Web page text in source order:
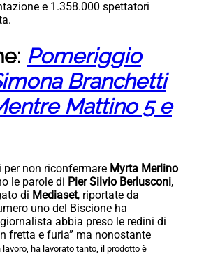
e 1.358.000 spettatori
Pomeriggio
Branchetti
Mattino 5 e
non riconfermare Myrta Merlino
le parole di Pier Silvio Berlusconi,
di Mediaset, riportate da
uno del Biscione ha
abbia preso le redini di
fretta e furia” ma nonostante
ha lavorato tanto, il prodotto è